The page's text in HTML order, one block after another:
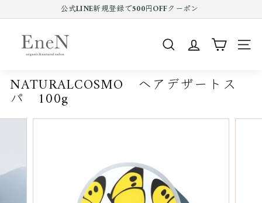
ン
る
Pause
公式LINE新規登録で500円OFFクーポン
N
o
n
l
e
SEARCH
NATURALCOSMO ヘアデザートス
パ 100g